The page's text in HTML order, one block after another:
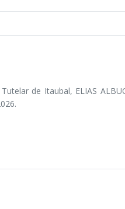
de Itaubal, ELIAS